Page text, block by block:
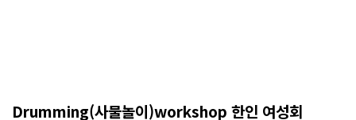
Drumming(사물놀이)workshop 한인 여성회